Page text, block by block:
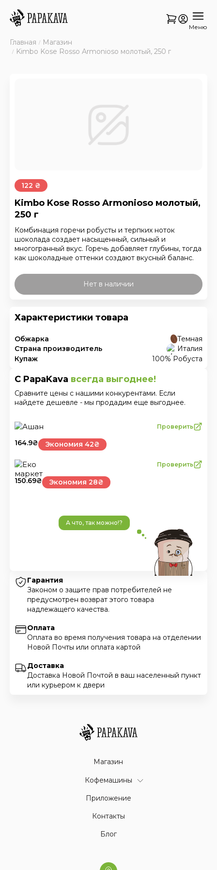
Меню
Главная
Магазин
Kimbo Kose Rosso Armonioso молотый, 250 г
122 ₴
Kimbo Kose Rosso Armonioso молотый,
250 г
Комбинация горечи робусты и терпких ноток
шоколада создает насыщенный, сильный и
многогранный вкус. Горечь добавляет глубины, тогда
как шоколадные оттенки создают вкусный баланс.
Нет в наличии
Характеристики товара
Обжарка
Темная
Страна производитель
Италия
Купаж
100% Робуста
С PapaKava всегда выгоднее!
Сравните цены с нашими конкурентами. Если
найдете дешевле - мы продадим еще выгоднее.
164.9₴ Экономия 42₴
Проверить
150.69₴ Экономия 28₴
Проверить
А что, так можно!?
Гарантия
Законом о защите прав потребителей не
предусмотрен возврат этого товара
надлежащего качества.
Оплата
Оплата во время получения товара на отделении
Новой Почты или оплата картой
Доставка
Доставка Новой Почтой в ваш населенный пункт
или курьером к двери
Магазин
Кофемашины
Приложение
Контакты
Блог